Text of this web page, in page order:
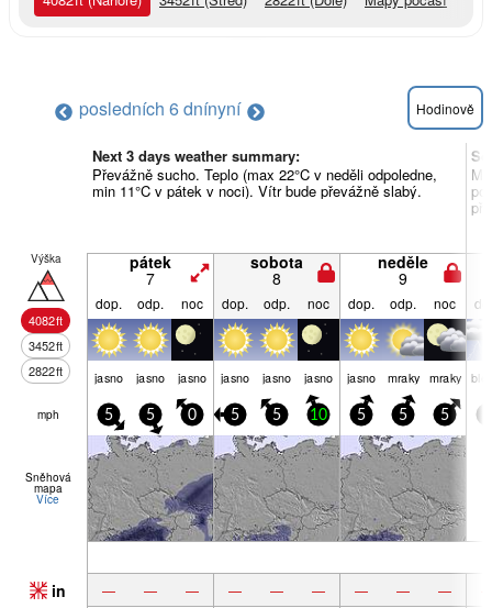
posledních 6 dnínyní Hodinově
Next 3 days weather summary:
Převážně sucho. Teplo (max 22°C v neděli odpoledne,
min 11°C v pátek v noci). Vítr bude převážně slabý.
Výška
4082ft
3452ft
2822ft
pátek
7
sobota
8
neděle
9
dop. odp. noc dop. odp. noc dop. odp. noc
jasno jasno jasno jasno jasno jasno jasno mraky mraky
mph 5 5 0 5 5 10 5 5 5
Sněhová
mapa
Více
in — — — — — — — — —